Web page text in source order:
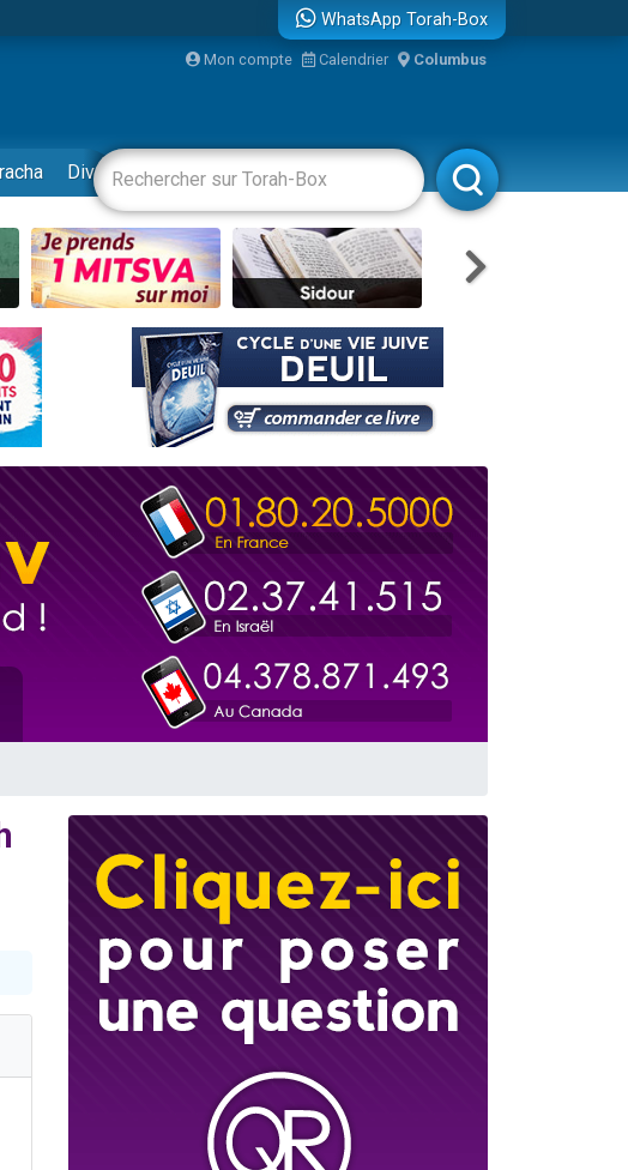
insalubre
WhatsApp Torah-Box
Mon compte Calendrier Columbus
Divertissements Livres Rabbanim